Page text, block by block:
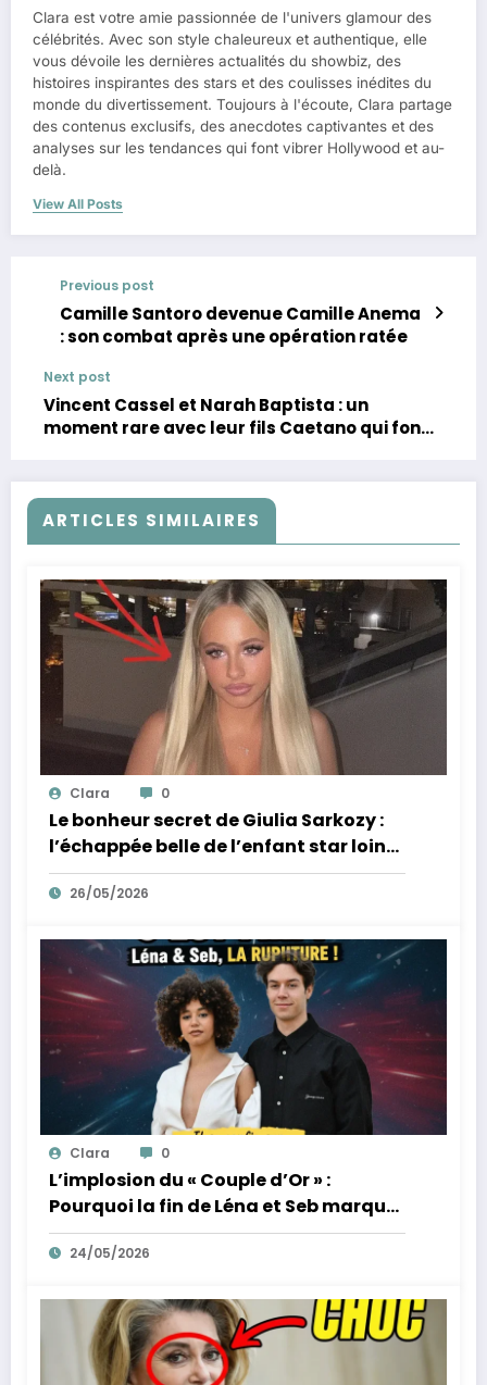
Clara est votre amie passionnée de l'univers glamour des
célébrités. Avec son style chaleureux et authentique, elle
vous dévoile les dernières actualités du showbiz, des
histoires inspirantes des stars et des coulisses inédites du
monde du divertissement. Toujours à l'écoute, Clara partage
des contenus exclusifs, des anecdotes captivantes et des
analyses sur les tendances qui font vibrer Hollywood et au-
delà.
View All Posts
Previous post
Camille Santoro devenue Camille Anema
: son combat après une opération ratée
Next post
Vincent Cassel et Narah Baptista : un
moment rare avec leur fils Caetano qui fond
ARTICLES SIMILAIRES
Clara 0
Le bonheur secret de Giulia Sarkozy :
l’échappée belle de l’enfant star loin
des tumultes familiaux.
26/05/2026
Clara 0
L’implosion du « Couple d’Or » :
Pourquoi la fin de Léna et Seb marque
la fin de l’innocence sur YouTube
24/05/2026